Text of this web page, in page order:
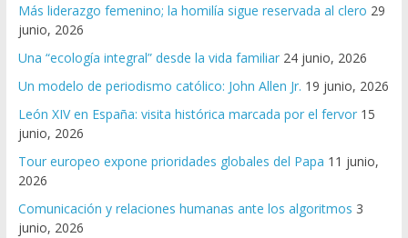
Más liderazgo femenino; la homilía sigue reservada al clero 29
junio, 2026
Una “ecología integral” desde la vida familiar 24 junio, 2026
Un modelo de periodismo católico: John Allen Jr. 19 junio, 2026
León XIV en España: visita histórica marcada por el fervor 15
junio, 2026
Tour europeo expone prioridades globales del Papa 11 junio,
2026
Comunicación y relaciones humanas ante los algoritmos 3
junio, 2026